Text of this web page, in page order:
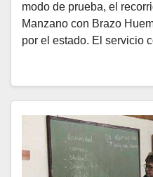
modo de prueba, el
Manzano con Brazo
por el estado. El servicio